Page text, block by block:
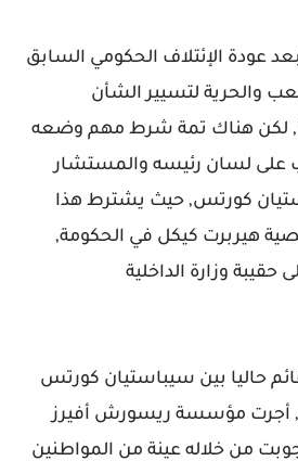
عودة الإئتلاف الحكومي السابق
والحرية لتسيير الشأن
لكن هناك تمة شرط مهم وضعه
لسان رئيسه والمستشار
كورتس, حيث يشترط هذا
هيربرت كيكل في الحكومة,
وزارة الداخلية
حاليا بين سيباستيان كورتس
أجرت مؤسسة ريسورش أفيرز
من خلاله عينة من المواطنين